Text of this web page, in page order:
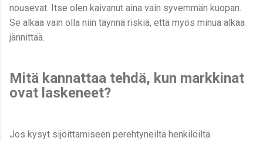
nousevat. Itse olen kaivanut aina vain syvemmän kuopan.
Se alkaa vain olla niin täynnä riskiä, että myös minua alkaa
jännittää.
Mitä kannattaa tehdä, kun markkinat
ovat laskeneet?
Jos kysyt sijoittamiseen perehtyneiltä henkilöiltä